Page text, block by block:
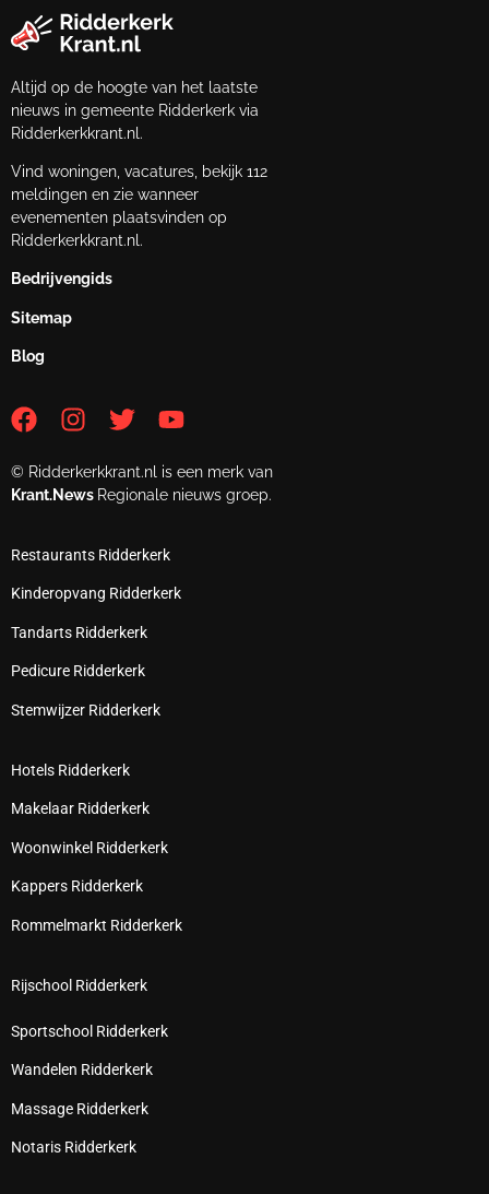
Altijd op de hoogte van het laatste
nieuws in gemeente Ridderkerk via
Ridderkerkkrant.nl.
Vind woningen, vacatures, bekijk 112
meldingen en zie wanneer
evenementen plaatsvinden op
Ridderkerkkrant.nl.
Bedrijvengids
Sitemap
Blog
© Ridderkerkkrant.nl is een merk van
Krant.News Regionale nieuws groep.
Restaurants Ridderkerk
Kinderopvang Ridderkerk
Tandarts Ridderkerk
Pedicure Ridderkerk
Stemwijzer Ridderkerk
Hotels Ridderkerk
Makelaar Ridderkerk
Woonwinkel Ridderkerk
Kappers Ridderkerk
Rommelmarkt Ridderkerk
Rijschool Ridderkerk
Sportschool Ridderkerk
Wandelen Ridderkerk
Massage Ridderkerk
Notaris Ridderkerk